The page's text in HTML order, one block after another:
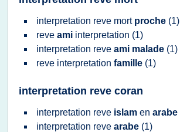
interpretation reve mort proche (1)
reve ami interpretation (1)
interpretation reve ami malade (1)
reve interpretation famille (1)
interpretation reve coran
interpretation reve islam en arabe
interpretation reve arabe (1)